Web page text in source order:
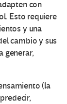
con
Esto requiere
y una
cambio y sus
generar,
(la